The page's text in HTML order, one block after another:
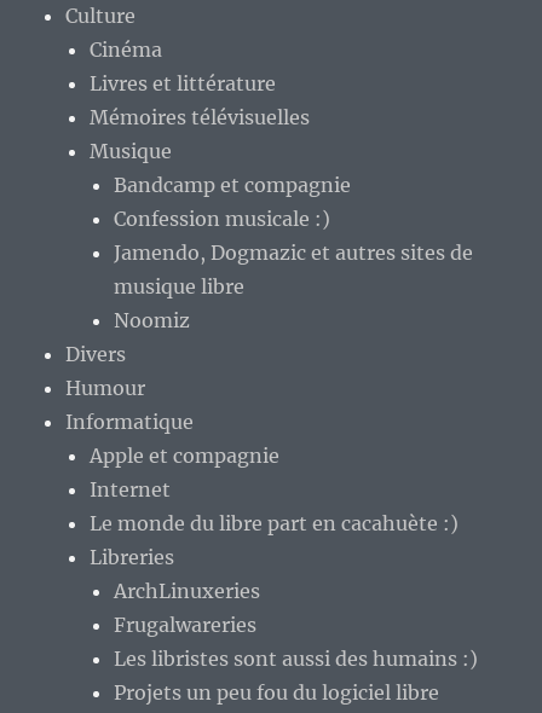
Culture
Cinéma
Livres et littérature
Mémoires télévisuelles
Musique
Bandcamp et compagnie
Confession musicale :)
Jamendo, Dogmazic et autres sites de
musique libre
Noomiz
Divers
Humour
Informatique
Apple et compagnie
Internet
Le monde du libre part en cacahuète :)
Libreries
ArchLinuxeries
Frugalwareries
Les libristes sont aussi des humains :)
Projets un peu fou du logiciel libre